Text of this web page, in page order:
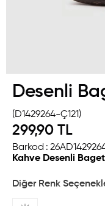
Desenli
(D1429264-Ç121)
299,90 TL
Barkod :
Kahve Desenli
Diğer Renk